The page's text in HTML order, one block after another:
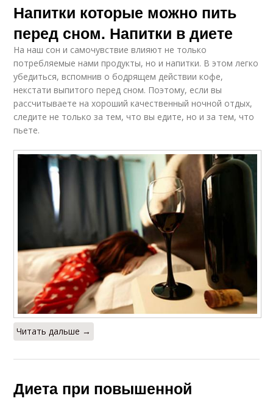
Напитки которые можно пить
перед сном. Напитки в диете
На наш сон и самочувствие влияют не только
потребляемые нами продукты, но и напитки. В этом легко
убедиться, вспомнив о бодрящем действии кофе,
некстати выпитого перед сном. Поэтому, если вы
рассчитываете на хороший качественный ночной отдых,
следите не только за тем, что вы едите, но и за тем, что
пьете.
Читать дальше →
Диета при повышенной